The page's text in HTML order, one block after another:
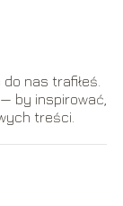
nas trafiłeś.
by inspirować,
treści.